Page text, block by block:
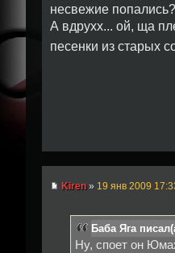
несвежие попались?
А вдрухх... ой, ща
песенки из старых
Kiren » 19 янв 2009
Баба Яга
Ну, споет он